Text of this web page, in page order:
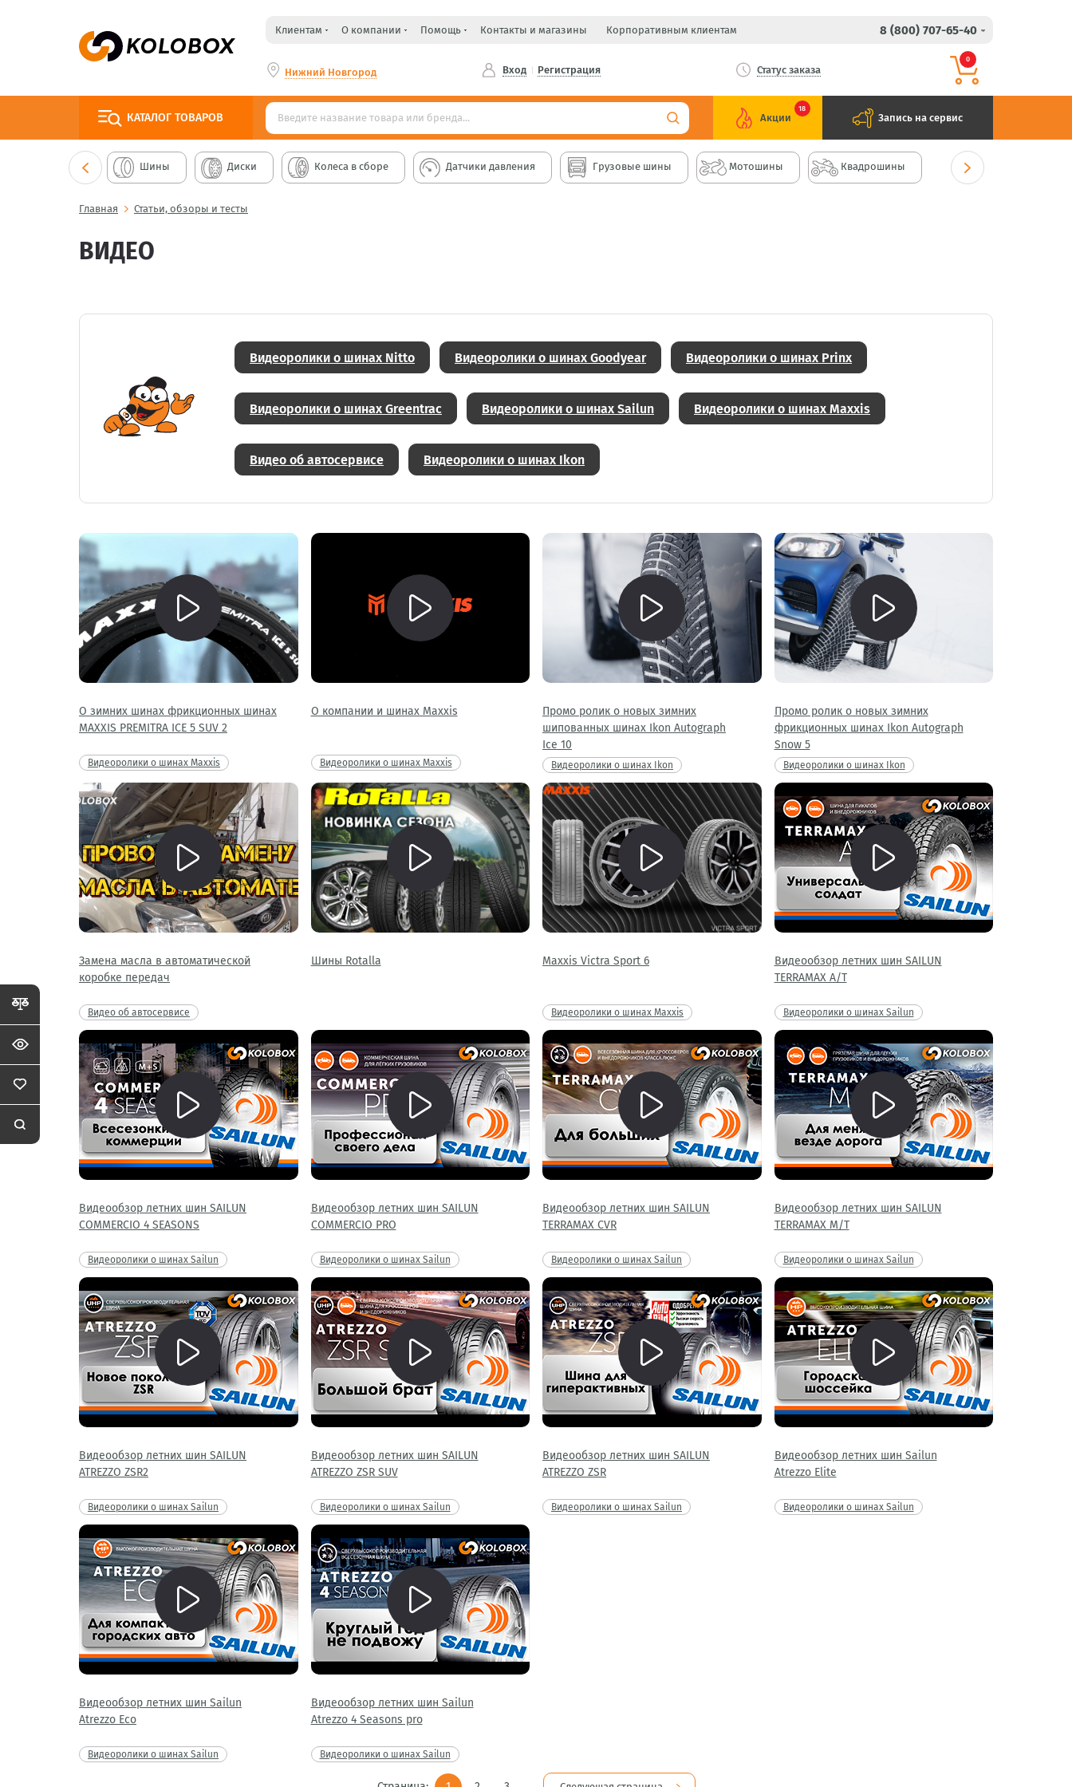
Клиентам О компании Помощь Контакты и магазины Корпоративным клиентам 8 (800) 707-65-40
Нижний Новгород Вход Регистрация Статус заказа
0
КАТАЛОГ ТОВАРОВ Акции
18
Запись на сервис
Шины Диски Колеса в сборе Датчики давления Грузовые шины Мотошины Квадрошины
Главная Статьи, обзоры и тесты
ВИДЕО
Видеоролики о шинах Nitto Видеоролики о шинах Goodyear Видеоролики о шинах Prinx
Видеоролики о шинах Greentrac Видеоролики о шинах Sailun Видеоролики о шинах Maxxis
Видео об автосервисе Видеоролики о шинах Ikon
О зимних шинах фрикционных шинах
MAXXIS PREMITRA ICE 5 SUV 2
Видеоролики о шинах Maxxis
О компании и шинах Maxxis
Видеоролики о шинах Maxxis
Промо ролик о новых зимних
шипованных шинах Ikon Autograph
Ice 10
Видеоролики о шинах Ikon
Промо ролик о новых зимних
фрикционных шинах Ikon Autograph
Snow 5
Видеоролики о шинах Ikon
Замена масла в автоматической
коробке передач
Видео об автосервисе
Шины Rotalla Maxxis Victra Sport 6
Видеоролики о шинах Maxxis
Видеообзор летних шин SAILUN
TERRAMAX A/T
Видеоролики о шинах Sailun
Видеообзор летних шин SAILUN
COMMERCIO 4 SEASONS
Видеоролики о шинах Sailun
Видеообзор летних шин SAILUN
COMMERCIO PRO
Видеоролики о шинах Sailun
Видеообзор летних шин SAILUN
TERRAMAX CVR
Видеоролики о шинах Sailun
Видеообзор летних шин SAILUN
TERRAMAX M/T
Видеоролики о шинах Sailun
Видеообзор летних шин SAILUN
ATREZZO ZSR2
Видеоролики о шинах Sailun
Видеообзор летних шин SAILUN
ATREZZO ZSR SUV
Видеоролики о шинах Sailun
Видеообзор летних шин SAILUN
ATREZZO ZSR
Видеоролики о шинах Sailun
Видеообзор летних шин Sailun
Atrezzo Elite
Видеоролики о шинах Sailun
Видеообзор летних шин Sailun
Atrezzo Eco
Видеоролики о шинах Sailun
Видеообзор летних шин Sailun
Atrezzo 4 Seasons pro
Видеоролики о шинах Sailun